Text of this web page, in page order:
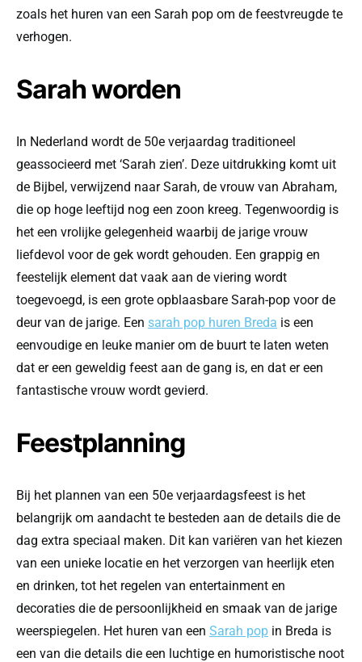
zoals het huren van een Sarah pop om de feestvreugde te
verhogen.
Sarah worden
In Nederland wordt de 50e verjaardag traditioneel
geassocieerd met ‘Sarah zien’. Deze uitdrukking komt uit
de Bijbel, verwijzend naar Sarah, de vrouw van Abraham,
die op hoge leeftijd nog een zoon kreeg. Tegenwoordig is
het een vrolijke gelegenheid waarbij de jarige vrouw
liefdevol voor de gek wordt gehouden. Een grappig en
feestelijk element dat vaak aan de viering wordt
toegevoegd, is een grote opblaasbare Sarah-pop voor de
deur van de jarige. Een sarah pop huren Breda is een
eenvoudige en leuke manier om de buurt te laten weten
dat er een geweldig feest aan de gang is, en dat er een
fantastische vrouw wordt gevierd.
Feestplanning
Bij het plannen van een 50e verjaardagsfeest is het
belangrijk om aandacht te besteden aan de details die de
dag extra speciaal maken. Dit kan variëren van het kiezen
van een unieke locatie en het verzorgen van heerlijk eten
en drinken, tot het regelen van entertainment en
decoraties die de persoonlijkheid en smaak van de jarige
weerspiegelen. Het huren van een Sarah pop in Breda is
een van die details die een luchtige en humoristische noot